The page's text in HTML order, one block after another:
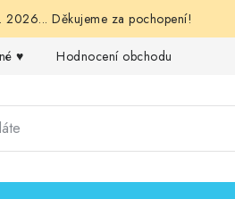
Děkujeme za pochopení!
♥️ Hodnocení obchodu